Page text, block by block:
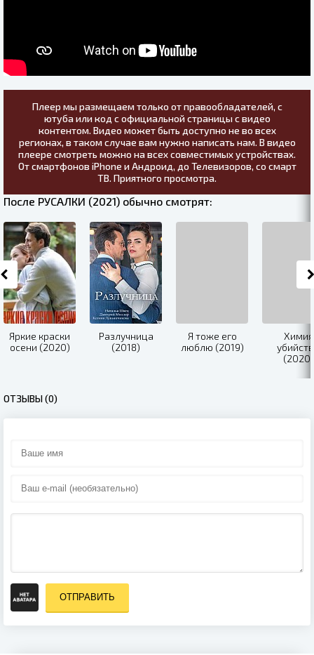
Плеер мы размещаем только от правообладателей, с
ютуба или код с официальной страницы с видео
контентом. Видео может быть доступно не во всех
регионах, в таком случае вам нужно написать нам. В видео
плеере смотреть можно на всех совместимых устройствах.
От смартфонов iPhone и Андроид, до Телевизоров, со смарт
ТВ. Приятного просмотра.
После РУСАЛКИ (2021) обычно смотрят:
Яркие краски
осени (2020)
Разлучница
(2018)
Я тоже его
люблю (2019)
Химия
(2020)
ОТЗЫВЫ (0)
ОТПРАВИТЬ